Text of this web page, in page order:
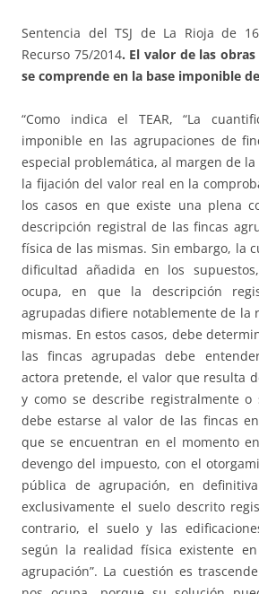
Sentencia del TSJ de La Rioja de
Recurso 75/2014. El valor de las
se comprende en la base imponible
“Como indica el TEAR, “La
imponible en las agrupaciones de
especial problemática, al margen de
la fijación del valor real en la
los casos en que existe una plena
descripción registral de las fincas
física de las mismas. Sin embargo, la
dificultad añadida en los
ocupa, en que la descripción
agrupadas difiere notablemente de la
mismas. En estos casos, debe
las fincas agrupadas debe
actora pretende, el valor que resulta
y como se describe registralmente
debe estarse al valor de las fincas
que se encuentran en el momento
devengo del impuesto, con el
pública de agrupación, en
exclusivamente el suelo descrito
contrario, el suelo y las
según la realidad física existente
agrupación”. La cuestión es